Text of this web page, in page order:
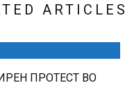
ARTICLES
ПРОТЕСТ ВО